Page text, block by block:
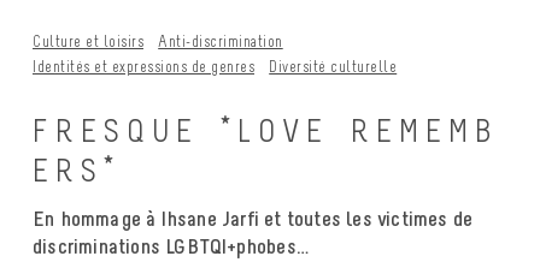
Culture et loisirs
Anti-discrimination
Identités et expressions de genres
Diversité culturelle
F R E S Q U E * L O V E R E M E M B
E R S *
En hommage à Ihsane Jarfi et toutes les victimes de
discriminations LGBTQI+phobes…